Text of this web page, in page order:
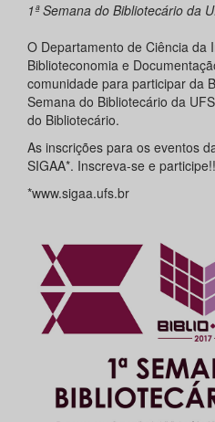
1ª Semana do Bibliotecário da
O Departamento de Ciência da
Biblioteconomia e
comunidade para participar da
Semana do Bibliotecário da
do Bibliotecário.
As inscrições para os eventos
SIGAA*. Inscreva-se e participe!!
*www.sigaa.ufs.br